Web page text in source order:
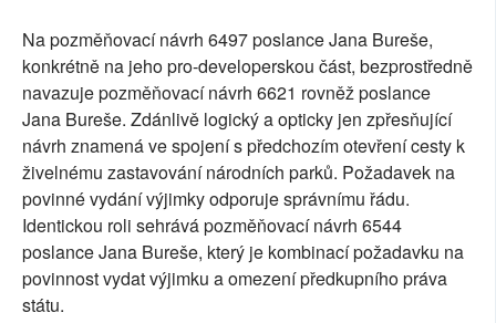
Na pozměňovací návrh 6497 poslance Jana Bureše,
konkrétně na jeho pro-developerskou část, bezprostředně
navazuje pozměňovací návrh 6621 rovněž poslance
Jana Bureše. Zdánlivě logický a opticky jen zpřesňující
návrh znamená ve spojení s předchozím otevření cesty k
živelnému zastavování národních parků. Požadavek na
povinné vydání výjimky odporuje správnímu řádu.
Identickou roli sehrává pozměňovací návrh 6544
poslance Jana Bureše, který je kombinací požadavku na
povinnost vydat výjimku a omezení předkupního práva
státu.